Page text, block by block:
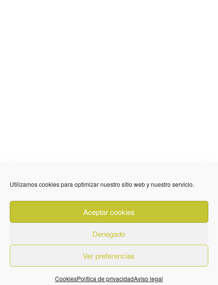
Utilizamos cookies para optimizar nuestro sitio web y nuestro servicio.
Aceptar cookies
Denegado
Ver preferencias
CookiesPolítica de privacidadAviso legal
636 01 61 85
Fuente Palmera
info @ fuentepalmerainformacion.es
Privacidad Aviso legal
Cookies
Quiénes Somos
Contacto